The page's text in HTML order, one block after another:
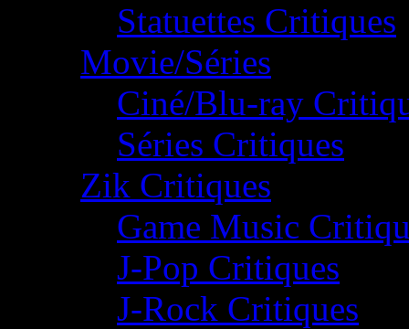
Statuettes Critiques
Movie/Séries
Ciné/Blu-ray
Séries Critiques
Zik Critiques
Game Music
J-Pop Critiques
J-Rock Critiques